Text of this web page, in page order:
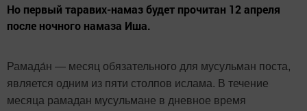
Но первый таравих-намаз будет прочитан 12 апреля
после ночного намаза Иша.
Рамада́н — месяц обязательного для мусульман поста,
является одним из пяти столпов ислама. В течение
месяца рамадан мусульмане в дневное время